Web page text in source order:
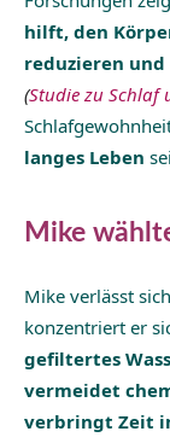
hilft, den
reduzieren
(Studie zu Schlaf
langes Leben
Mike
Mike verlässt
konzentriert er
gefiltertes
vermeidet
verbringt Zeit